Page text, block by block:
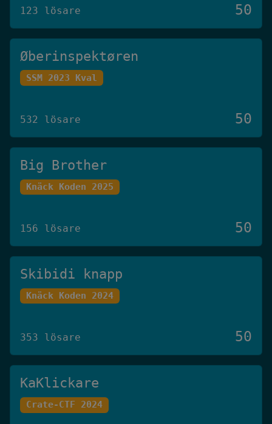
123 lösare 50
Øberinspektøren
SSM 2023 Kval
532 lösare 50
Big Brother
Knäck Koden 2025
156 lösare 50
Skibidi knapp
Knäck Koden 2024
353 lösare 50
KaKlickare
Crate-CTF 2024